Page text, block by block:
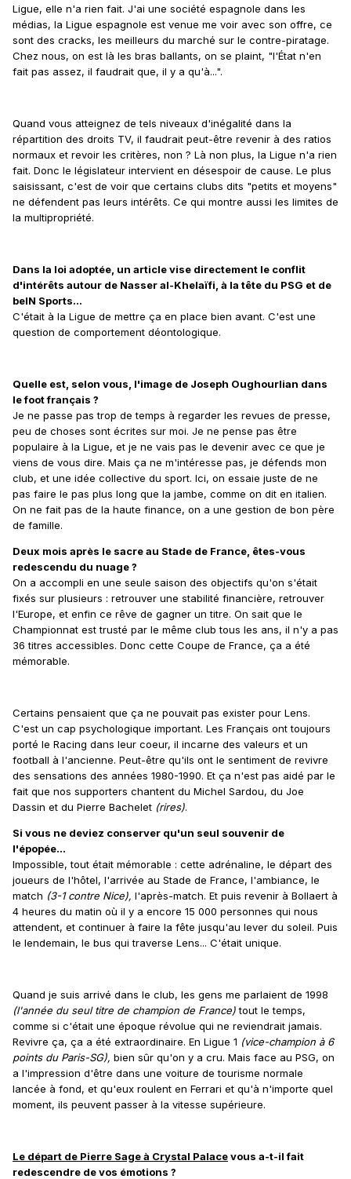
Ligue, elle n'a rien fait. J'ai une société espagnole dans les
médias, la Ligue espagnole est venue me voir avec son offre, ce
sont des cracks, les meilleurs du marché sur le contre-piratage.
Chez nous, on est là les bras ballants, on se plaint, "l'État n'en
fait pas assez, il faudrait que, il y a qu'à...".
Quand vous atteignez de tels niveaux d'inégalité dans la
répartition des droits TV, il faudrait peut-être revenir à des ratios
normaux et revoir les critères, non ? Là non plus, la Ligue n'a rien
fait. Donc le législateur intervient en désespoir de cause. Le plus
saisissant, c'est de voir que certains clubs dits "petits et moyens"
ne défendent pas leurs intérêts. Ce qui montre aussi les limites de
la multipropriété.
Dans la loi adoptée, un article vise directement le conflit
d'intérêts autour de Nasser al-Khelaïfi, à la tête du PSG et de
beIN Sports...
C'était à la Ligue de mettre ça en place bien avant. C'est une
question de comportement déontologique.
Quelle est, selon vous, l'image de Joseph Oughourlian dans
le foot français ?
Je ne passe pas trop de temps à regarder les revues de presse,
peu de choses sont écrites sur moi. Je ne pense pas être
populaire à la Ligue, et je ne vais pas le devenir avec ce que je
viens de vous dire. Mais ça ne m'intéresse pas, je défends mon
club, et une idée collective du sport. Ici, on essaie juste de ne
pas faire le pas plus long que la jambe, comme on dit en italien.
On ne fait pas de la haute finance, on a une gestion de bon père
de famille.
Deux mois après le sacre au Stade de France, êtes-vous
redescendu du nuage ?
On a accompli en une seule saison des objectifs qu'on s'était
fixés sur plusieurs : retrouver une stabilité financière, retrouver
l'Europe, et enfin ce rêve de gagner un titre. On sait que le
Championnat est trusté par le même club tous les ans, il n'y a pas
36 titres accessibles. Donc cette Coupe de France, ça a été
mémorable.
Certains pensaient que ça ne pouvait pas exister pour Lens.
C'est un cap psychologique important. Les Français ont toujours
porté le Racing dans leur coeur, il incarne des valeurs et un
football à l'ancienne. Peut-être qu'ils ont le sentiment de revivre
des sensations des années 1980-1990. Et ça n'est pas aidé par le
fait que nos supporters chantent du Michel Sardou, du Joe
Dassin et du Pierre Bachelet (rires).
Si vous ne deviez conserver qu'un seul souvenir de
l'épopée...
Impossible, tout était mémorable : cette adrénaline, le départ des
joueurs de l'hôtel, l'arrivée au Stade de France, l'ambiance, le
match (3-1 contre Nice), l'après-match. Et puis revenir à Bollaert à
4 heures du matin où il y a encore 15 000 personnes qui nous
attendent, et continuer à faire la fête jusqu'au lever du soleil. Puis
le lendemain, le bus qui traverse Lens... C'était unique.
Quand je suis arrivé dans le club, les gens me parlaient de 1998
(l'année du seul titre de champion de France)tout le temps,
comme si c'était une époque révolue qui ne reviendrait jamais.
Revivre ça, ça a été extraordinaire. En Ligue 1 (vice-champion à 6
points du Paris-SG), bien sûr qu'on y a cru. Mais face au PSG, on
a l'impression d'être dans une voiture de tourisme normale
lancée à fond, et qu'eux roulent en Ferrari et qu'à n'importe quel
moment, ils peuvent passer à la vitesse supérieure.
Le départ de Pierre Sage à Crystal Palacevous a-t-il fait
redescendre de vos émotions ?